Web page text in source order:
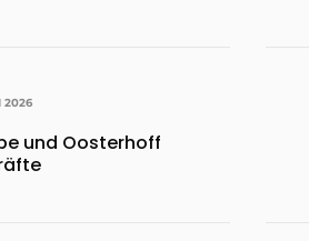
2026
und Oosterhoff